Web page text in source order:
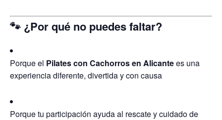
🐾 ¿Por qué no puedes faltar?
Porque el Pilates con Cachorros en Alicantees una
experiencia diferente, divertida y con causa
Porque tu participación ayuda al rescate y cuidado de